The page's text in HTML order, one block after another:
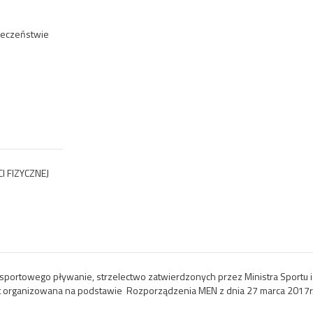
pływanie, strzelectwo zatwierdzonych przez Ministra Sportu i
na podstawie Rozporządzenia MEN z dnia 27 marca